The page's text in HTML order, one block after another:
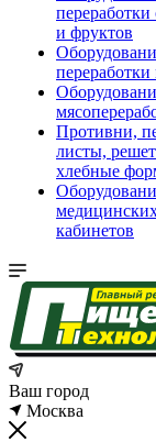
и фруктов
переработки
Противни,
листы,
хлебные
кабинетов
Ваш город
Москва